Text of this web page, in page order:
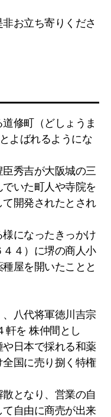
お立ち寄りくださ
修町（どしょうま
よばれるようにな
秀吉が大阪城の三
いた町人や寺院を
開発されたとされ
になったきっかけ
４）に堺の商人小
屋を開いたことと
八代将軍徳川吉宗
軒を 株仲間とし
日本で採れる和薬
国に売り捌く特権
となり、営業の自
自由に商売が出来